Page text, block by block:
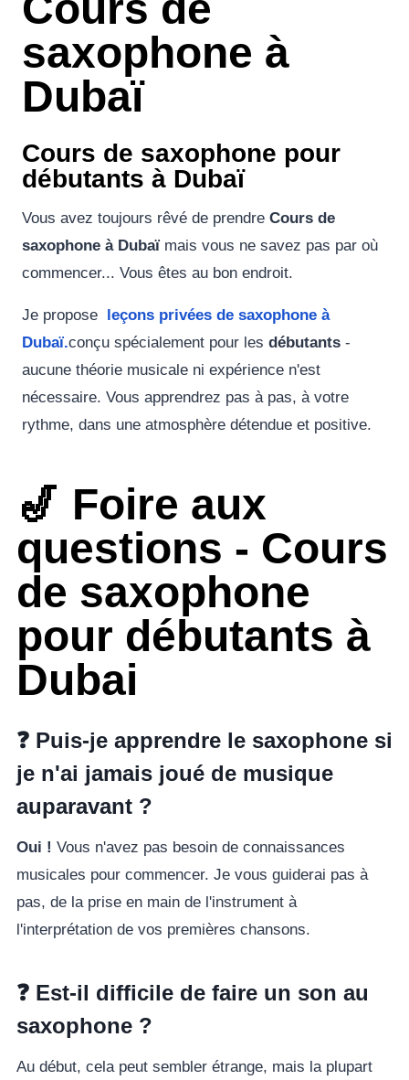
saxophone à
Dubaï
Cours de saxophone pour
débutants à Dubaï
Vous avez toujours rêvé de prendre Cours de
saxophone à Dubaï mais vous ne savez pas par où
commencer... Vous êtes au bon endroit.
Je propose leçons privées de saxophone à
Dubaï.conçu spécialement pour les débutants -
aucune théorie musicale ni expérience n'est
nécessaire. Vous apprendrez pas à pas, à votre
rythme, dans une atmosphère détendue et positive.
🎷 Foire aux
questions - Cours
de saxophone
pour débutants à
Dubai
❓ Puis-je apprendre le saxophone si
je n'ai jamais joué de musique
auparavant ?
Oui ! Vous n'avez pas besoin de connaissances
musicales pour commencer. Je vous guiderai pas à
pas, de la prise en main de l'instrument à
l'interprétation de vos premières chansons.
❓ Est-il difficile de faire un son au
saxophone ?
Au début, cela peut sembler étrange, mais la plupart